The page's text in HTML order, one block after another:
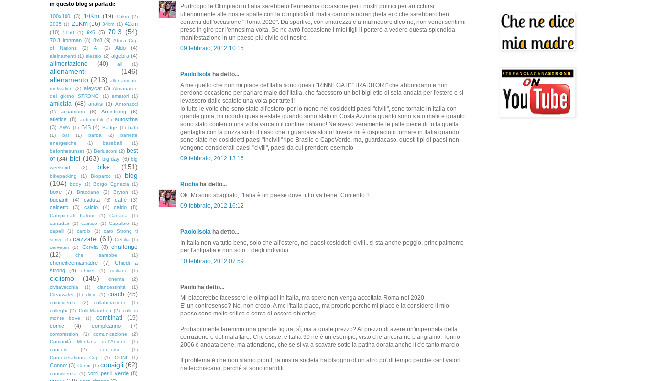
Purtroppo le Olimpiadi in Italia sarebbero l'ennesima occasione per i nostri politici per arricchirsi
ulteriormente alle nostre spalle con la complicità di mafia camorra ndrangheta ecc che sarebbero ben
contenti dell'occasione "Roma 2020". Da sportivo, con amarezza e a malincuore dico no, non vorrei sentirmi
preso in giro per l'ennesima volta. Se ne avrò l'occasione i miei figli li porterò a vedere questa splendida
manifestazione in un paese più civile del nostro.
09 febbraio, 2012 10:15
Paolo Isola ha detto...
A me quello che non mi piace del'Italia sono questi "RINNEGATI" "TRADITORI" che abbondano e non
perdono occasione per parlare male dell'Italia, che facessero un bel biglietto di sola andata per l'estero e si
levassero dalle scatole una volta per tutte!!!
Io tutte le volte che sono stato all'estero, per lo meno nei cosiddetti paesi "civili", sono tornato in Italia con
grande gioia, mi ricordo questa estate quando sono stato in Costa Azzurra quanto sono stato male e quanto
sono stato contento una volta varcato il confine italiano! Ne avevo veramente le palle piene di tutta quella
gentaglia con la puzza sotto il naso che ti guardava storto! Invece mi è dispiaciuto tornare in Italia quando
sono stato nei cosiddetti paesi "incivili" tipo Brasile o CapoVerde, ma, guardacaso, questi tipi di paesi non
vengono considerati paesi "civili", paesi da cui prendere esempio
09 febbraio, 2012 13:16
Rocha ha detto...
Ok. Mi sono sbagliato, l'Italia è un paese dove tutto va bene. Contento ?
09 febbraio, 2012 16:12
Paolo Isola ha detto...
In Italia non va tutto bene, solo che all'estero, nei paesi cosiddetti civili.. si sta anche peggio, principalmente
per l'antipatia e non solo... degli individui
10 febbraio, 2012 07:59
Paolo ha detto...
Mi piacerebbe facessero le olimpiadi in Italia, ma spero non venga accettata Roma nel 2020.
E' un controsenso? No, non credo. A me l'Italia piace, ma proprio perché mi piace e la considero il mio
paese sono molto critico e cerco di essere obiettivo.
Probabilmente faremmo una grande figura, sì, ma a quale prezzo? Al prezzo di avere un'impennata della
corruzione e del malaffare. Che esiste, e Italia 90 ne è un esempio, visto che ancora ne piangiamo. Torino
2006 è andata bene, ma attenzione, che se si va a scavare sotto la patina dorata anche lì c'è tanto marcio.
Il problema è che non siamo pronti, la nostra società ha bisogno di un altro po' di tempo perché certi valori
riattecchiscano, perché si sono inariditi.
in questo blog si parla di:
100x100 (3) 10Km (19) 15km
(2)
2025 (1) 21Km (16) 34km (1) 42km
(10)
5150 (1) 6x6 (5) 70.3 (54)
70.3 ironman (8) 8x8 (9) Africa Cup
of Nations
(2) AI (2) Aldo (4)
alelnamenti (1) alessio (2) algebra (4)
alimentazione (40) all (1)
allenamenti
(146)
allenamento (213) allenamento
motivation (2) alleycat (3) Almanacco
del giorno STRONG
(1) amatori (1)
amicizia (48) analisi (3)
Antonacci
(1)
aquaniene (8) Armstrong
(6)
atletica (8) automobili (1) autostima
(3) AWA (1) B4S (4) Badge (1) baffi
(1)
bar (1) barba (2)
barrette
energetiche
(1) baseball
(1)
beforthesunset (1) Berlusconi (2) best
of (34) bici (163) big day (6) big
weekend
(2) bike (151)
bikepacking (1) Bioparco (1)
blog
(104)
body (1) Borgo Egnazia (1)
boxe (7) Bracciano (2) Bryton (1)
buciardi (4) caduta (3) caffè
(3)
calcetto
(3) calcio (4) caldo (8)
Campionati Italiani (1) Canada
(1)
canadair (1) cantico (1) Capalbio
(1)
capelli
(1) cardio (1)
caro Strong ti
scrivo (1) cazzate (61) Cecilia (1)
cerveteri
(2) Cervia (8)
challenge
(12)
che sarebbe (1)
chenedicemiamadre (7)
Chiedi a
strong
(4) chmet (1) ciciliano (1)
ciclismo (145) cinema
(2)
civitavecchia
(1) clandestinità
(1)
Clearwater (1) clinic (1) coach (45)
coincidenze (2) collaborazione
(1)
colleghi (2) ColleMarathon (2) colli di
monte bove
(1) combinati (19)
comic (4) compleanno (7)
compression (1) comunicazione
(2)
Comunità Montana dell'Aniene
(1)
concerti
(2) concorsi
(1)
Confederations Cup
(1) CONI (1)
Connor (3) Conor (1) consigli (62)
consistenza (1) corri per il verde (8)